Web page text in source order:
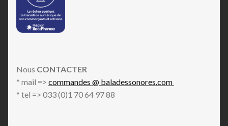
Nous CONTACTER
* mail => commandes @ baladessonores.com
* tel => 033 (0)1 70 64 97 88